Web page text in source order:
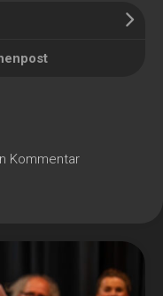
Kommentar